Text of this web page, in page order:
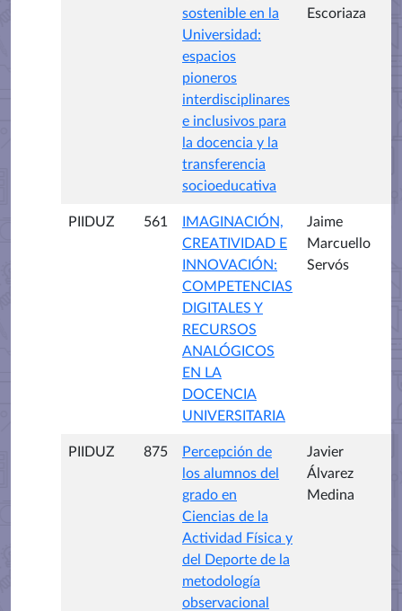
sostenible en la
Universidad:
espacios
pioneros
interdisciplinares
e inclusivos para
la docencia y la
transferencia
socioeducativa
Escoriaza
PIIDUZ 561
IMAGINACIÓN,
CREATIVIDAD E
INNOVACIÓN:
COMPETENCIAS
DIGITALES Y
RECURSOS
ANALÓGICOS
EN LA
DOCENCIA
UNIVERSITARIA
Jaime
Marcuello
Servós
PIIDUZ 875
Percepción de
los alumnos del
grado en
Ciencias de la
Actividad Física y
del Deporte de la
metodología
observacional
Javier
Álvarez
Medina